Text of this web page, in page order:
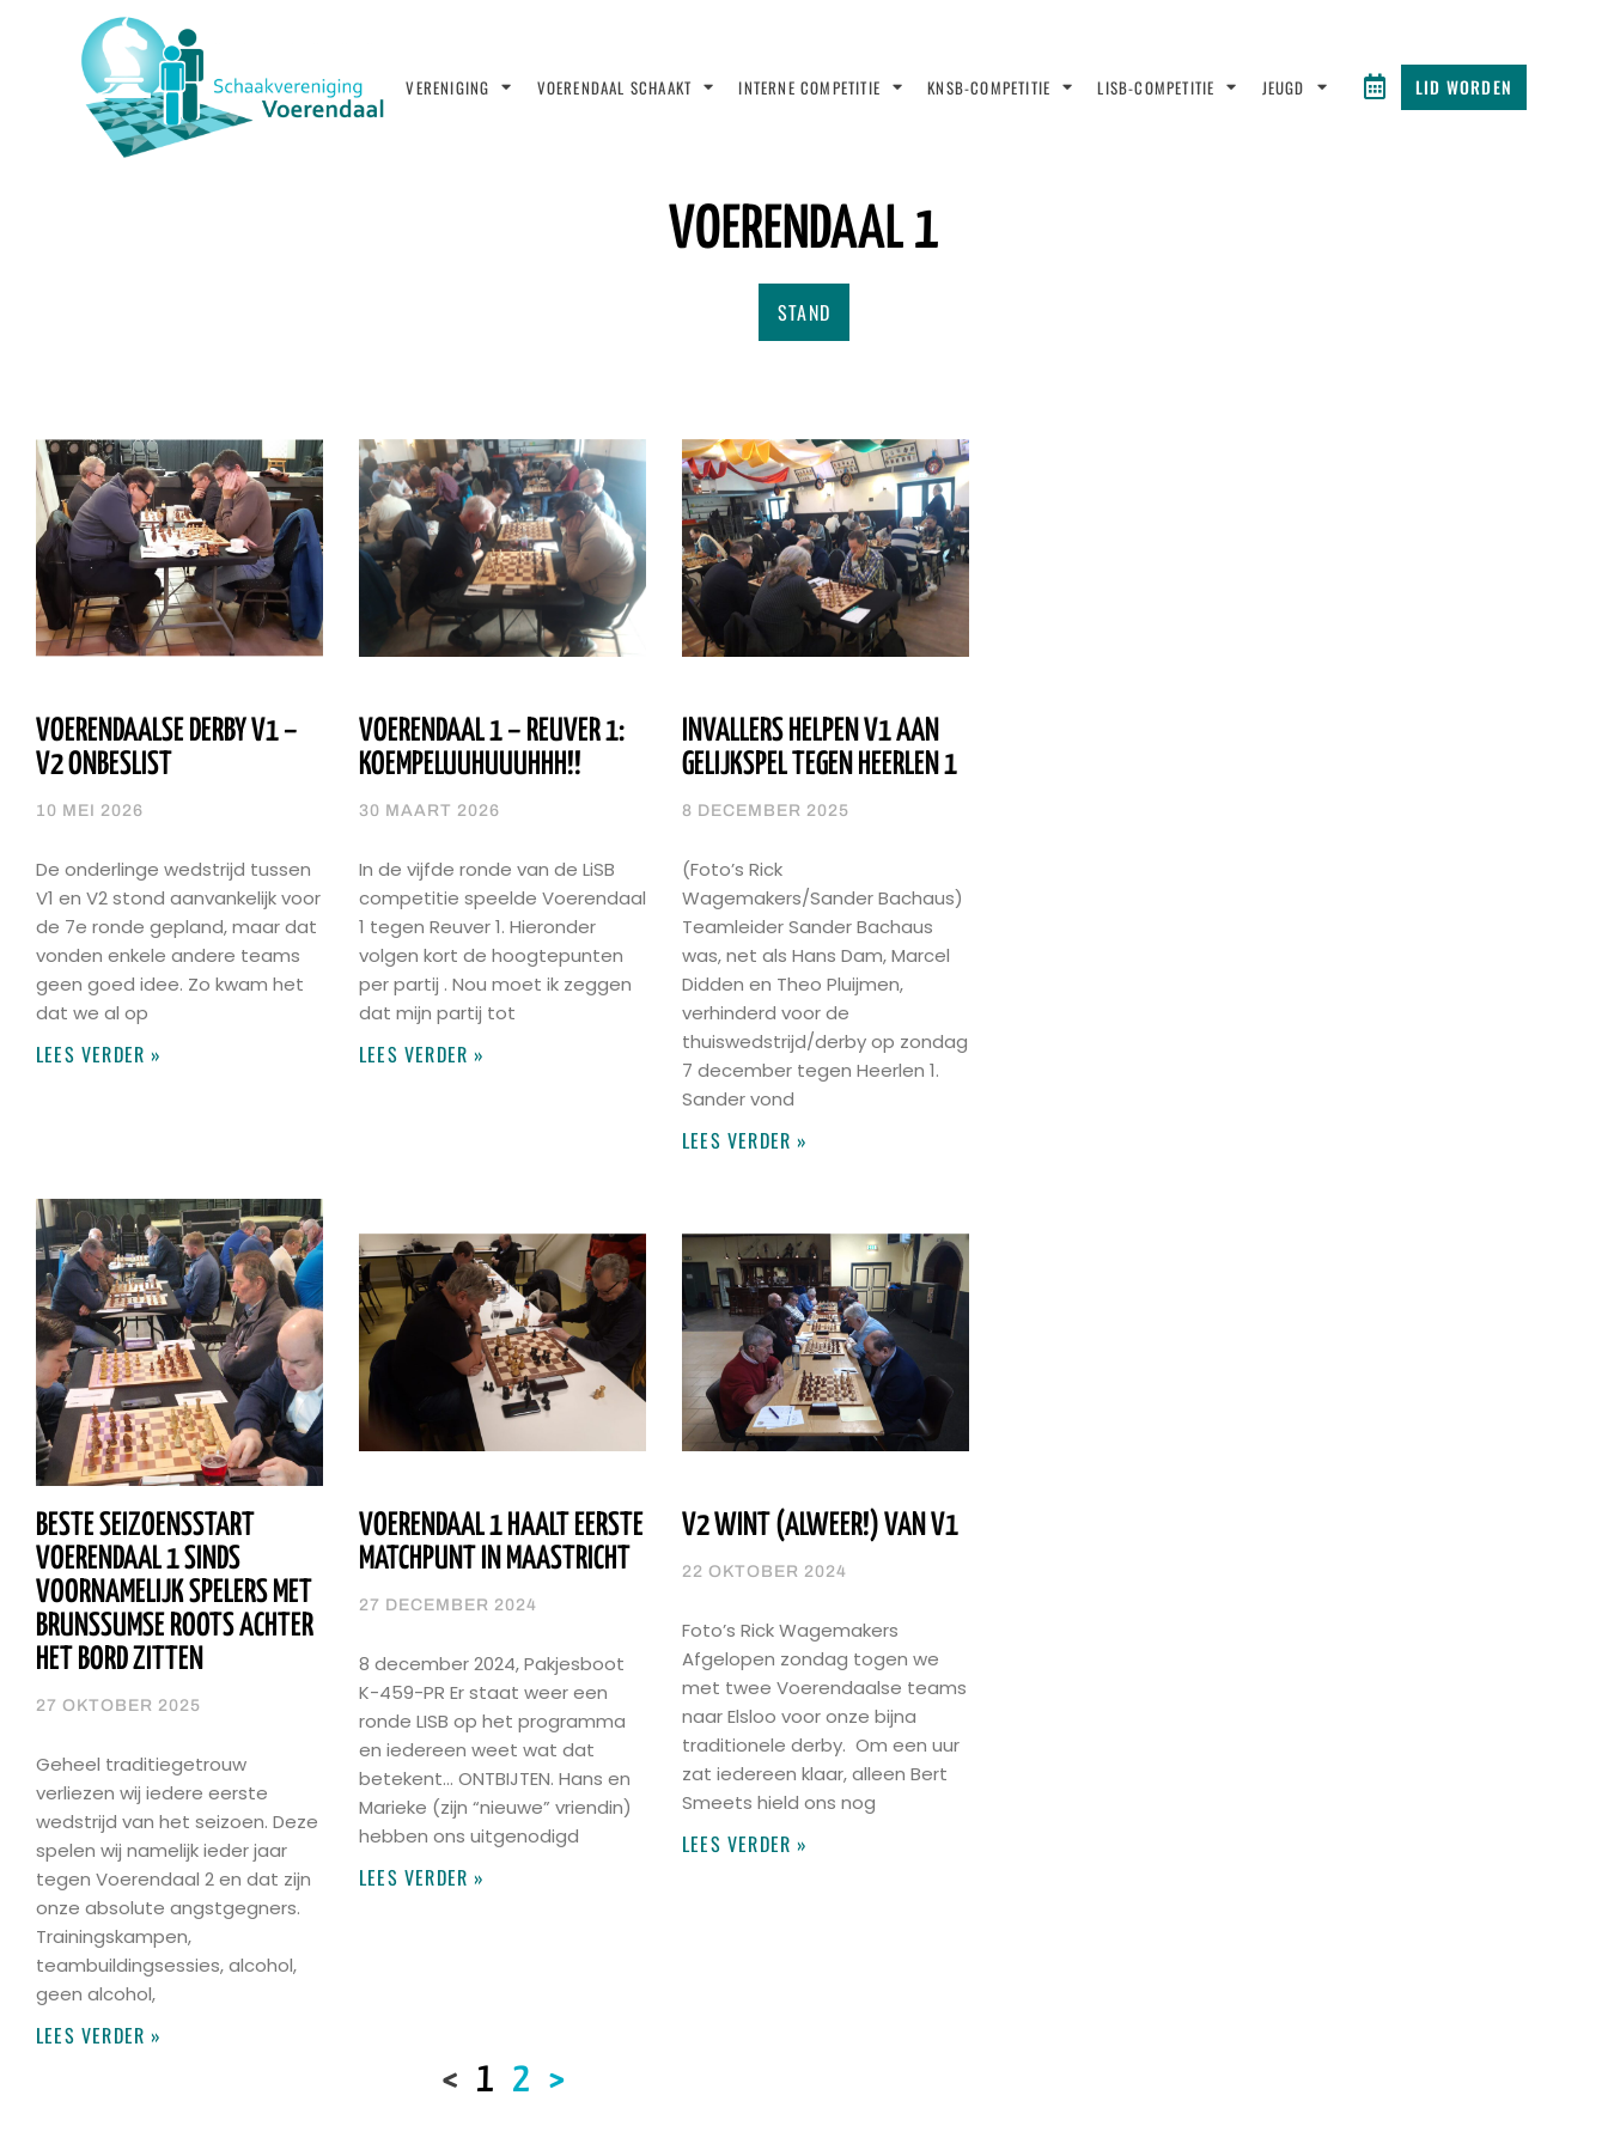
VERENIGING VOERENDAAL SCHAAKT INTERNE COMPETITIE KNSB-COMPETITIE LISB-COMPETITIE JEUGD LID WORDEN
VOERENDAAL 1
STAND
VOERENDAALSE DERBY V1 –
V2 ONBESLIST
10 MEI 2026
De onderlinge wedstrijd tussen
V1 en V2 stond aanvankelijk voor
de 7e ronde gepland, maar dat
vonden enkele andere teams
geen goed idee. Zo kwam het
dat we al op
LEES VERDER »
VOERENDAAL 1 – REUVER 1:
KOEMPELUUHUUUHHH!!
30 MAART 2026
In de vijfde ronde van de LiSB
competitie speelde Voerendaal
1 tegen Reuver 1. Hieronder
volgen kort de hoogtepunten
per partij . Nou moet ik zeggen
dat mijn partij tot
LEES VERDER »
INVALLERS HELPEN V1 AAN
GELIJKSPEL TEGEN HEERLEN 1
8 DECEMBER 2025
(Foto’s Rick
Wagemakers/Sander Bachaus)
Teamleider Sander Bachaus
was, net als Hans Dam, Marcel
Didden en Theo Pluijmen,
verhinderd voor de
thuiswedstrijd/derby op zondag
7 december tegen Heerlen 1.
Sander vond
LEES VERDER »
BESTE SEIZOENSSTART
VOERENDAAL 1 SINDS
VOORNAMELIJK SPELERS MET
BRUNSSUMSE ROOTS ACHTER
HET BORD ZITTEN
27 OKTOBER 2025
Geheel traditiegetrouw
verliezen wij iedere eerste
wedstrijd van het seizoen. Deze
spelen wij namelijk ieder jaar
tegen Voerendaal 2 en dat zijn
onze absolute angstgegners.
Trainingskampen,
teambuildingsessies, alcohol,
geen alcohol,
LEES VERDER »
VOERENDAAL 1 HAALT EERSTE
MATCHPUNT IN MAASTRICHT
27 DECEMBER 2024
8 december 2024, Pakjesboot
K-459-PR Er staat weer een
ronde LISB op het programma
en iedereen weet wat dat
betekent… ONTBIJTEN. Hans en
Marieke (zijn “nieuwe” vriendin)
hebben ons uitgenodigd
LEES VERDER »
V2 WINT (ALWEER!) VAN V1
22 OKTOBER 2024
Foto’s Rick Wagemakers
Afgelopen zondag togen we
met twee Voerendaalse teams
naar Elsloo voor onze bijna
traditionele derby. Om een uur
zat iedereen klaar, alleen Bert
Smeets hield ons nog
LEES VERDER »
< 1 2 >